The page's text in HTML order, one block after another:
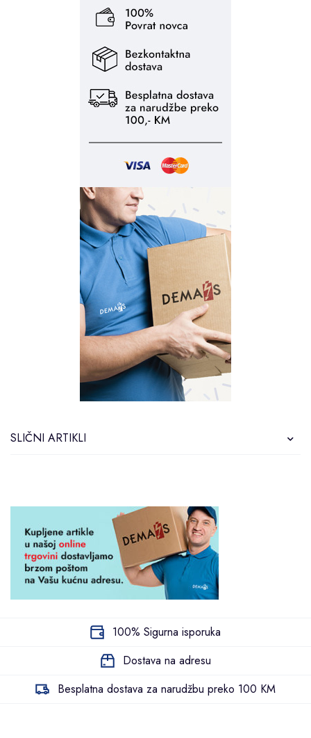
SLIČNI ARTIKLI
100% Sigurna isporuka
Dostava na adresu
Besplatna dostava za narudžbu preko 100 KM